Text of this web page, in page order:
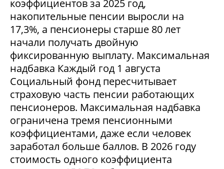
коэффициентов за 2025 год,
накопительные пенсии выросли на
17,3%, а пенсионеры старше 80 лет
начали получать двойную
фиксированную выплату. Максимальная
надбавка Каждый год 1 августа
Социальный фонд пересчитывает
страховую часть пенсии работающих
пенсионеров. Максимальная надбавка
ограничена тремя пенсионными
коэффициентами, даже если человек
заработал больше баллов. В 2026 году
стоимость одного коэффициента